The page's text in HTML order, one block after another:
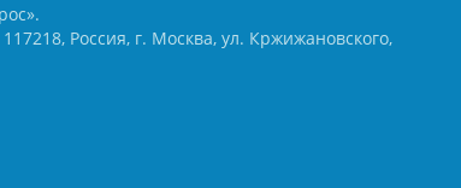
Россия, г. Москва, ул. Кржижановского,